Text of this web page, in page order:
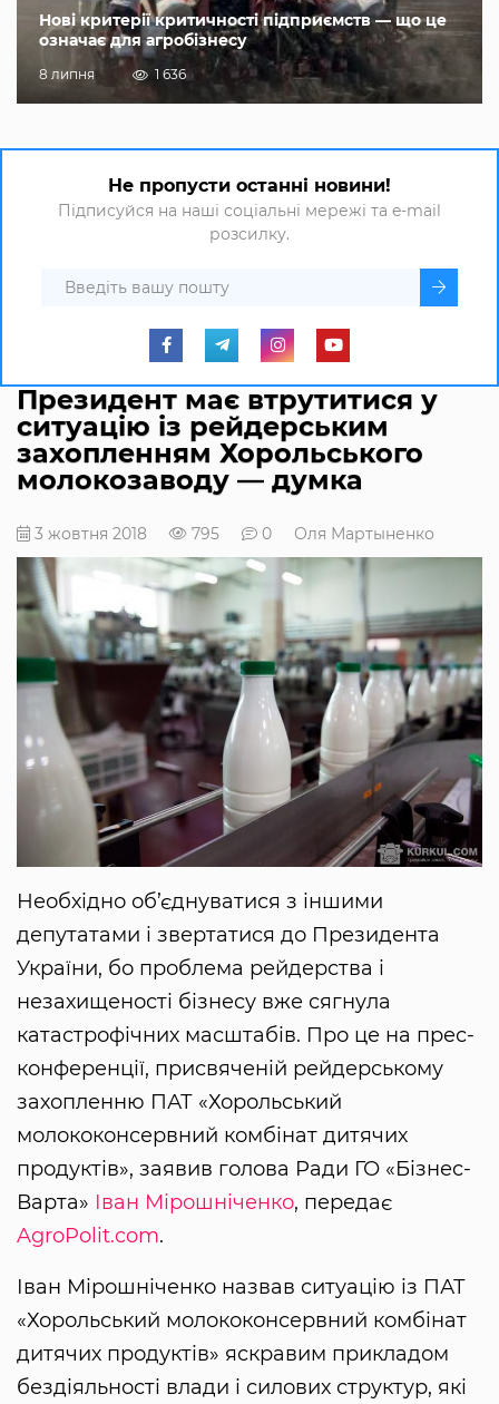
Нові критерії критичності підприємств — що це
означає для агробізнесу
8 липня 1 636
Не пропусти останні новини!
Підписуйся на наші соціальні мережі та e-mail
розсилку.
Президент має втрутитися у
ситуацію із рейдерським
захопленням Хорольського
молокозаводу — думка
3 жовтня 2018 795 0 Оля Мартыненко
Необхідно об’єднуватися з іншими
депутатами і звертатися до Президента
України, бо проблема рейдерства і
незахищеності бізнесу вже сягнула
катастрофічних масштабів. Про це на прес-
конференції, присвяченій рейдерському
захопленню ПАТ «Хорольський
молококонсервний комбінат дитячих
продуктів», заявив голова Ради ГО «Бізнес-
Варта» Іван Мірошніченко, передає
AgroPolit.com.
Іван Мірошніченко назвав ситуацію із ПАТ
«Хорольський молококонсервний комбінат
дитячих продуктів» яскравим прикладом
бездіяльності влади і силових структур, які